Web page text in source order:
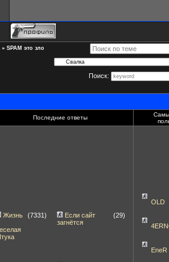
» SPAM это зло
Поиск:
Последние ответы
Жизнь
(7331)
Если сайт
загнётся
(29)
OLD
EneR